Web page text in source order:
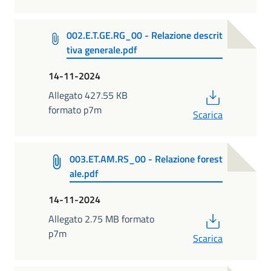
002.E.T.GE.RG_00 - Relazione descrit
tiva generale.pdf
14-11-2024
Allegato 427.55 KB
formato p7m
Scarica
003.ET.AM.RS_00 - Relazione forest
ale.pdf
14-11-2024
Allegato 2.75 MB formato
p7m
Scarica